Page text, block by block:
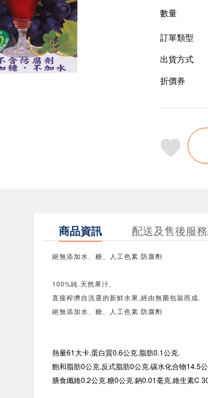
數量
訂單類型
出貨方式
折價券
商品資訊 配送及售後服
絕無添加水、糖、人工色素.防腐劑
100%純.天然果汁,
直接榨擠自洗選的新鮮水果,經由無菌包裝而成.
絕無添加水、糖、人工色素.防腐劑
熱量61大卡.蛋白質0.6公克.脂肪0.1公克.
飽和脂肪0公克.反式脂肪0公克.碳水化合物14.5
膳食纖維0.2公克.糖0公克.鈉0.01毫克.維生素C